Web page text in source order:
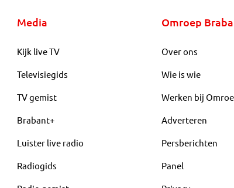
Media
Kijk live TV
Televisiegids
TV gemist
Brabant+
Luister live radio
Radiogids
Omroep
Over ons
Wie is wie
Werken bij
Adverteren
Persberichten
Panel